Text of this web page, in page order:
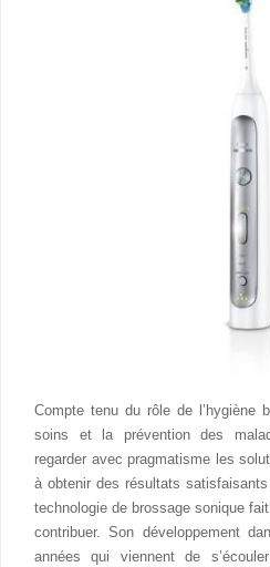
Compte tenu du rôle de l’hygiène
soins et la prévention des
regarder avec pragmatisme les
à obtenir des résultats
technologie de brossage sonique
contribuer. Son développement
années qui viennent de